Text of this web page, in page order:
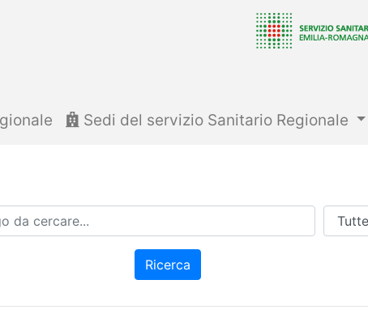
Sedi del servizio Sanitario Regionale
Azienda
Ricerca